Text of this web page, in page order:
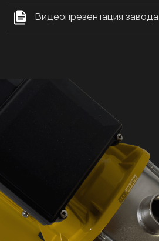
Видеопрезентация завода